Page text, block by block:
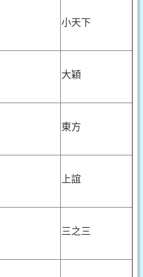
小天下
大穎
東方
上誼
三之三